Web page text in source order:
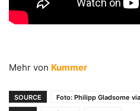
Mehr von Kummer
SOURCE
Foto: Philipp Gladsome